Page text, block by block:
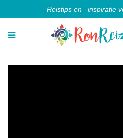
Reistips en –inspiratie